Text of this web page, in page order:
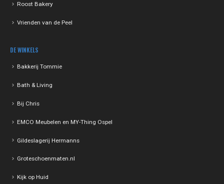
Roost Bakery
Vrienden van de Peel
DE WINKELS
Bakkerij Tommie
Bath & Living
Bij Chris
EMCO Meubelen en MY-Thing Ospel
Gildeslagerij Hermanns
Groteschoenmaten.nl
Kijk op Huid